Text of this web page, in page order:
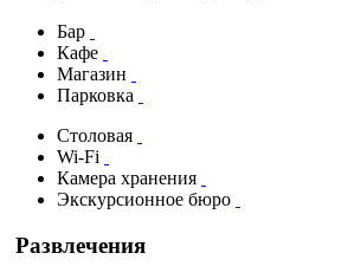
Бар
Кафе
Магазин
Парковка
Столовая
Wi-Fi
Камера хранения
Экскурсионное бюро
Развлечения